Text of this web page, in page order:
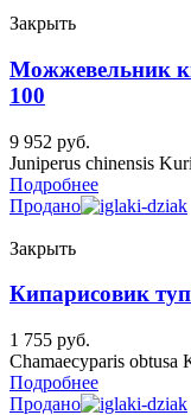
Закрыть
Можжевельник
100
9 952 руб.
Juniperus chinensis
Подробнее
Продано
Закрыть
Кипарисовик
1 755 руб.
Chamaecyparis obtusa
Подробнее
Продано